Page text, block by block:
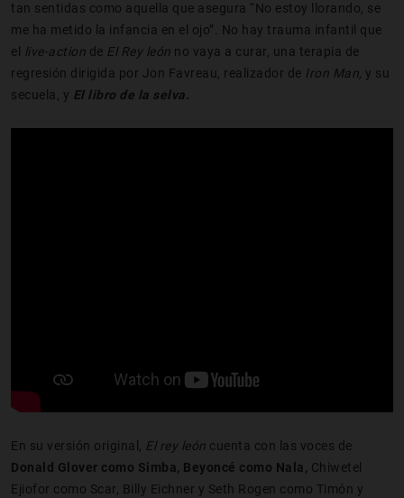
tan sentidas como aquella que asegura “No estoy llorando, se
me ha metido la infancia en el ojo”. No hay trauma infantil que
el live-action de El Rey león no vaya a curar, una terapia de
regresión dirigida por Jon Favreau, realizador de Iron Man, y su
secuela, y El libro de la selva.
En su versión original, El rey león cuenta con las voces de
Donald Glover como Simba, Beyoncé como Nala, Chiwetel
Ejiofor como Scar, Billy Eichner y Seth Rogen como Timón y